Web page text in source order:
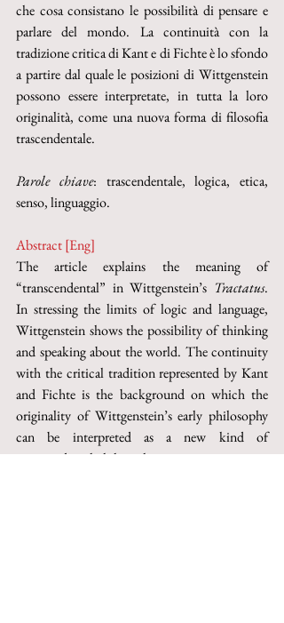
che cosa consistano le possibilità di pensare e
parlare del mondo. La continuità con la
tradizione critica di Kant e di Fichte è lo sfondo
a partire dal quale le posizioni di Wittgenstein
possono essere interpretate, in tutta la loro
originalità, come una nuova forma di filosofia
trascendentale.
Parole chiave: trascendentale, logica, etica,
senso, linguaggio.
Abstract [Eng]
The article explains the meaning of
“transcendental” in Wittgenstein’s Tractatus.
In stressing the limits of logic and language,
Wittgenstein shows the possibility of thinking
and speaking about the world. The continuity
with the critical tradition represented by Kant
and Fichte is the background on which the
originality of Wittgenstein’s early philosophy
can be interpreted as a new kind of
transcendental philosophy.